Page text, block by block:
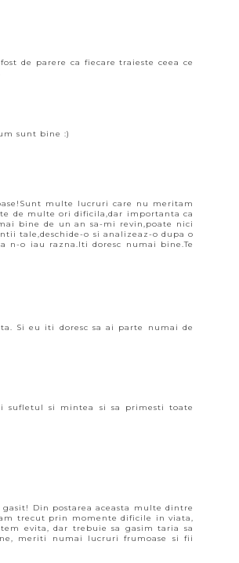
de parere ca fiecare traieste ceea ce
sunt bine :)
multe lucruri care nu meritam
de multe ori dificila,dar importanta ca
bine de un an sa-mi revin,poate nici
tale,deschide-o si analizeaz-o dupa o
n-o iau razna.Iti doresc numai bine.Te
Si eu iti doresc sa ai parte numai de
sufletul si mintea si sa primesti toate
Din postarea aceasta multe dintre
trecut prin momente dificile in viata,
evita, dar trebuie sa gasim taria sa
meriti numai lucruri frumoase si fii